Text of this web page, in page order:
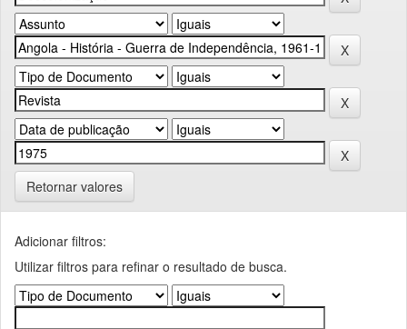
Retornar valores
Adicionar filtros:
Utilizar filtros para refinar o resultado de busca.